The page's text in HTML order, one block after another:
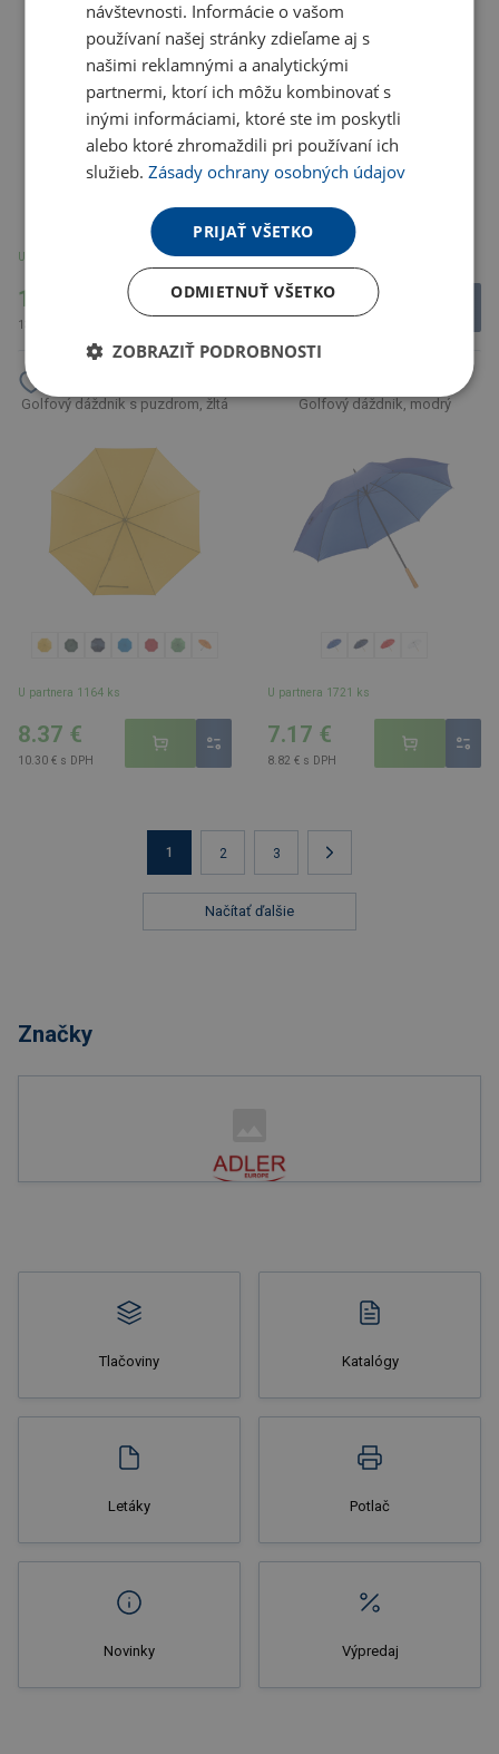
U partnera 8189 ks
10.83 €
13.32 € s DPH
Na sklade 24 ks
U partnera 5903 ks
8.37 €
Golfový dáždnik s puzdrom, žltá
U partnera 1164 ks
8.37 €
10.30 € s DPH
Golfový dáždnik, modrý
U partnera 1721 ks
7.17 €
8.82 € s DPH
Načítať ďalšie
1 2 3
Značky
Tlačoviny Katalógy
Letáky Potlač
Novinky Výpredaj
návštevnosti. Informácie o vašom
používaní našej stránky zdieľame aj s
našimi reklamnými a analytickými
partnermi, ktorí ich môžu kombinovať s
inými informáciami, ktoré ste im poskytli
alebo ktoré zhromaždili pri používaní ich
služieb.Zásady ochrany osobných údajov
PRIJAŤ VŠETKO
ODMIETNUŤ VŠETKO
ZOBRAZIŤ PODROBNOSTI